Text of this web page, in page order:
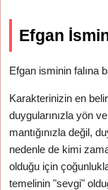
Efgan
Efgan isminin falına
Karakterinizin en
duygularınızla yön
mantığınızla değil,
nedenle de kimi
olduğu için
temelinin "sevgi"